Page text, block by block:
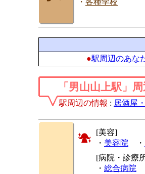
・ 各種学校
●駅周辺のあな
「男山山上駅」
駅周辺の情報 : 居酒屋
[美容]
・ 美容院 ・
[病院・診療
・ 総合病院